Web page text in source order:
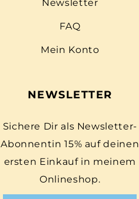
Newsletter
FAQ
Mein Konto
NEWSLETTER
Sichere Dir als Newsletter-
Abonnentin 15% auf deinen
ersten Einkauf in meinem
Onlineshop.